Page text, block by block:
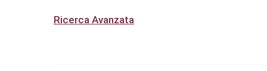
Ricerca Avanzata